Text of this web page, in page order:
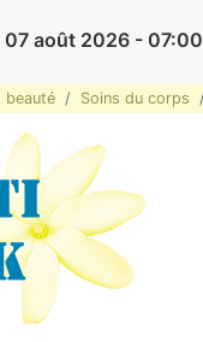
août 2026 - 07:00
beauté Soins du corps